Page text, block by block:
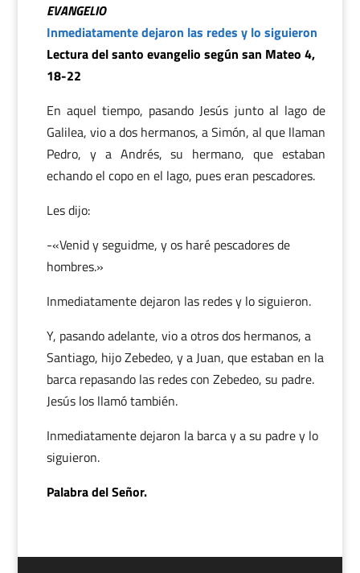
EVANGELIO
Inmediatamente dejaron las redes y lo siguieron
Lectura del santo evangelio según san Mateo 4,
18-22
En aquel tiempo, pasando Jesús junto al lago de
Galilea, vio a dos hermanos, a Simón, al que llaman
Pedro, y a Andrés, su hermano, que estaban
echando el copo en el lago, pues eran pescadores.
Les dijo:
-«Venid y seguidme, y os haré pescadores de
hombres.»
Inmediatamente dejaron las redes y lo siguieron.
Y, pasando adelante, vio a otros dos hermanos, a
Santiago, hijo Zebedeo, y a Juan, que estaban en la
barca repasando las redes con Zebedeo, su padre.
Jesús los llamó también.
Inmediatamente dejaron la barca y a su padre y lo
siguieron.
Palabra del Señor.